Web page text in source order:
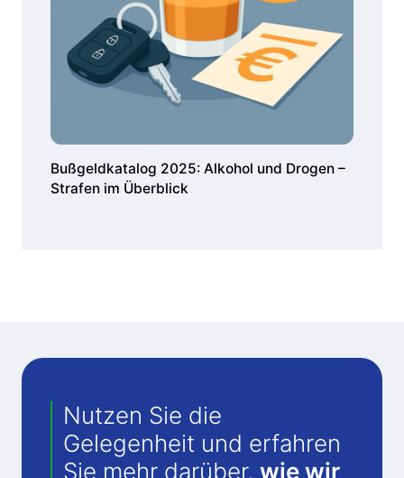
Bußgeldkatalog 2025: Alkohol und Drogen –
Strafen im Überblick
Nutzen Sie die
Gelegenheit und erfahren
Sie mehr darüber, wie wir